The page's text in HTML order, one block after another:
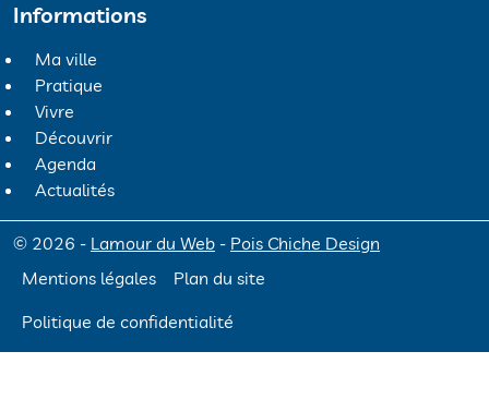
Informations
Ma ville
Pratique
Vivre
Découvrir
Agenda
Actualités
© 2026 - Lamour du Web - Pois Chiche Design
Mentions légales
Plan du site
Politique de confidentialité